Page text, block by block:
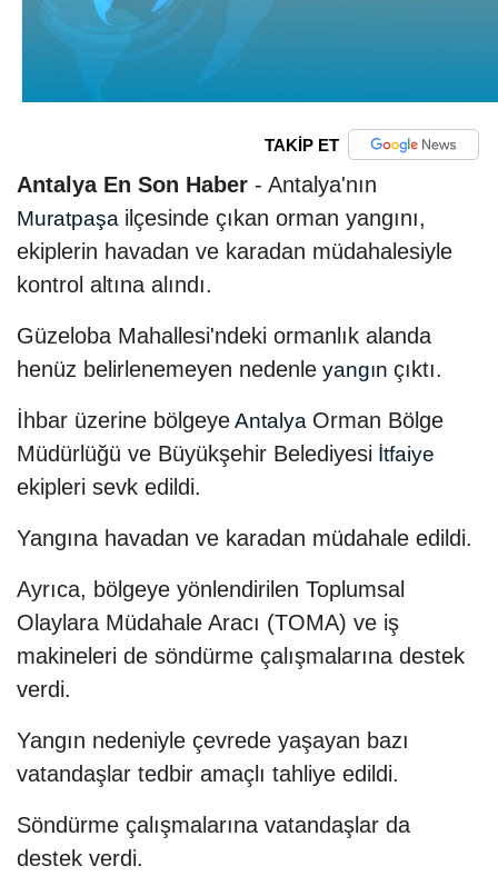
TAKİP ET
Antalya En Son Haber - Antalya'nın
Muratpaşa ilçesinde çıkan orman yangını,
ekiplerin havadan ve karadan müdahalesiyle
kontrol altına alındı.
Güzeloba Mahallesi'ndeki ormanlık alanda
henüz belirlenemeyen nedenle yangın çıktı.
İhbar üzerine bölgeyeAntalya Orman Bölge
Müdürlüğü ve Büyükşehir Belediyesi İtfaiye
ekipleri sevk edildi.
Yangına havadan ve karadan müdahale edildi.
Ayrıca, bölgeye yönlendirilen Toplumsal
Olaylara Müdahale Aracı (TOMA) ve iş
makineleri de söndürme çalışmalarına destek
verdi.
Yangın nedeniyle çevrede yaşayan bazı
vatandaşlar tedbir amaçlı tahliye edildi.
Söndürme çalışmalarına vatandaşlar da
destek verdi.